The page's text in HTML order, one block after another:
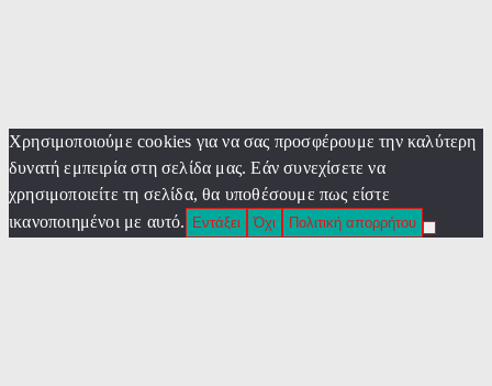
Χρησιμοποιούμε cookies για να σας προσφέρουμε την καλύτερη
δυνατή εμπειρία στη σελίδα μας. Εάν συνεχίσετε να
χρησιμοποιείτε τη σελίδα, θα υποθέσουμε πως είστε
ικανοποιημένοι με αυτό.
Εντάξει Όχι Πολιτική απορρήτου